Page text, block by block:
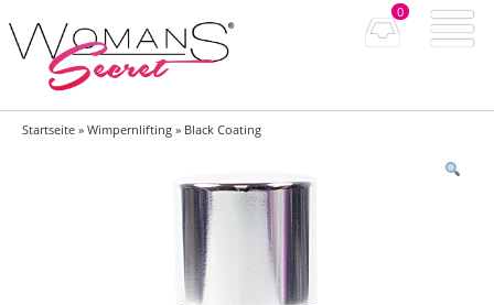
0
Startseite »Wimpernlifting » Black Coating